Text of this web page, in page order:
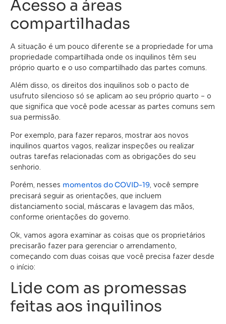
Acesso a áreas
compartilhadas
A situação é um pouco diferente se a propriedade for uma
propriedade compartilhada onde os inquilinos têm seu
próprio quarto e o uso compartilhado das partes comuns.
Além disso, os direitos dos inquilinos sob o pacto de
usufruto silencioso só se aplicam ao seu próprio quarto – o
que significa que você pode acessar as partes comuns sem
sua permissão.
Por exemplo, para fazer reparos, mostrar aos novos
inquilinos quartos vagos, realizar inspeções ou realizar
outras tarefas relacionadas com as obrigações do seu
senhorio.
Porém, nesses momentos do COVID-19 , você sempre
precisará seguir as orientações, que incluem
distanciamento social, máscaras e lavagem das mãos,
conforme orientações do governo.
Ok, vamos agora examinar as coisas que os proprietários
precisarão fazer para gerenciar o arrendamento,
começando com duas coisas que você precisa fazer desde
o início:
Lide com as promessas
feitas aos inquilinos